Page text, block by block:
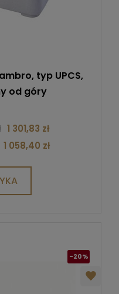
typ UPCS,
od góry
1 301,83 zł
1 058,40 zł
-20%